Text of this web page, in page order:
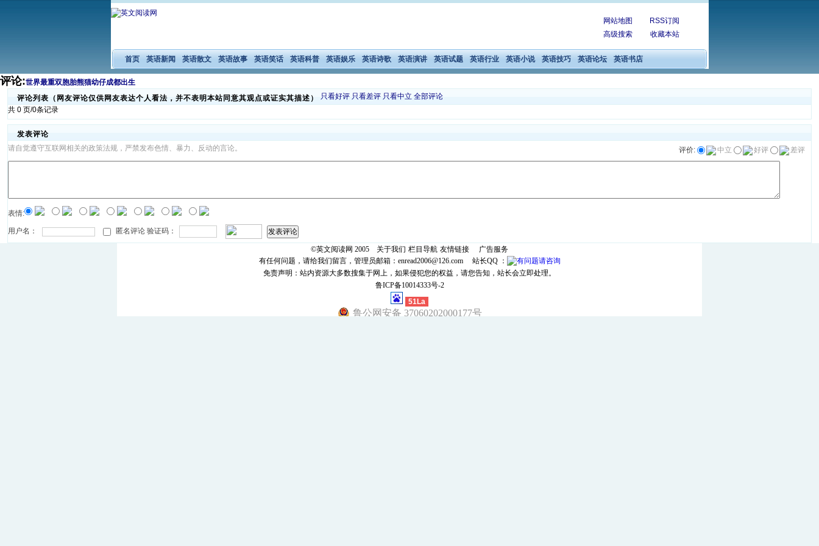
网站地图
RSS订阅
高级搜索
收藏本站
首页 英语新闻 英语散文 英语故事 英语笑话 英语科普 英语娱乐 英语诗歌 英语演讲 英语试题 英语行业 英语小说 英语技巧 英语论坛 英语书店
评论:世界最重双胞胎熊猫幼仔成都出生
评论列表（网友评论仅供网友表达个人看法，并不表明本站同意其观点或证实其描述）
只看好评 只看差评 只看中立 全部评论
共 0 页/0条记录
发表评论
请自觉遵守互联网相关的政策法规，严禁发布色情、暴力、反动的言论。
评价: 中立 好评 差评
表情:
用户名： 匿名评论 验证码： 发表评论